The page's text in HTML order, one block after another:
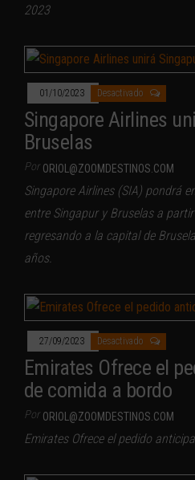
2023
01/10/2023 Desactivado
Singapore Airlines
Bruselas
Por ORIOL@ZOOMDESTINOS.COM
Singapore Airlines (SIA) pondrá
entre Singapur y Bruselas a
regresando a la capital de
años.
27/09/2023 Desactivado
Emirates Ofrece el
de comida a bordo
Por ORIOL@ZOOMDESTINOS.COM
Emirates Ofrece el pedido